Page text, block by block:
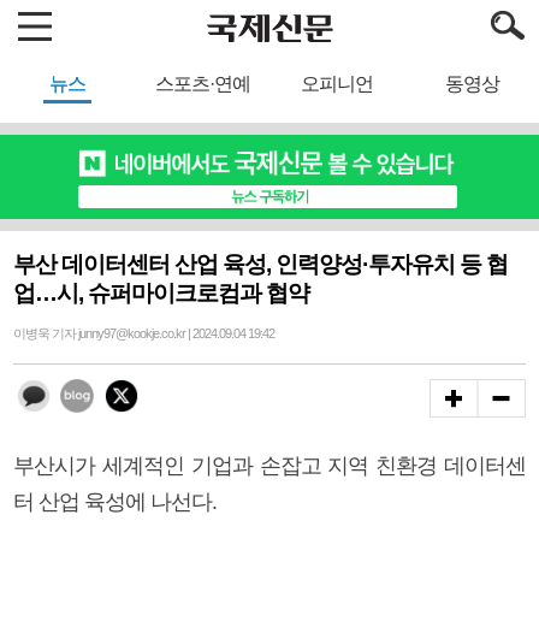
뉴스 스포츠·연예 오피니언 동영상
부산 데이터센터 산업 육성, 인력양성·투자유치 등 협
업…시, 슈퍼마이크로컴과 협약
이병욱 기자 junny97@kookje.co.kr | 2024.09.04 19:42
부산시가 세계적인 기업과 손잡고 지역 친환경 데이터센
터 산업 육성에 나선다.